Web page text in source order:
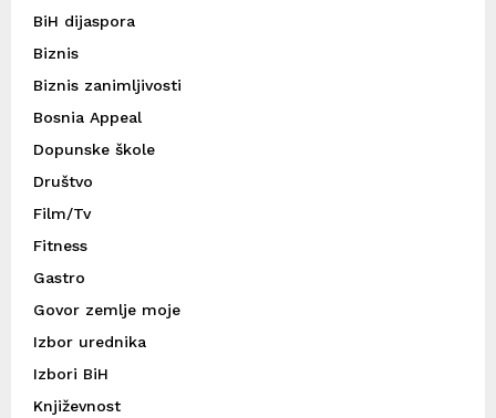
BiH dijaspora
Biznis
Biznis zanimljivosti
Bosnia Appeal
Dopunske škole
Društvo
Film/Tv
Fitness
Gastro
Govor zemlje moje
Izbor urednika
Izbori BiH
Književnost